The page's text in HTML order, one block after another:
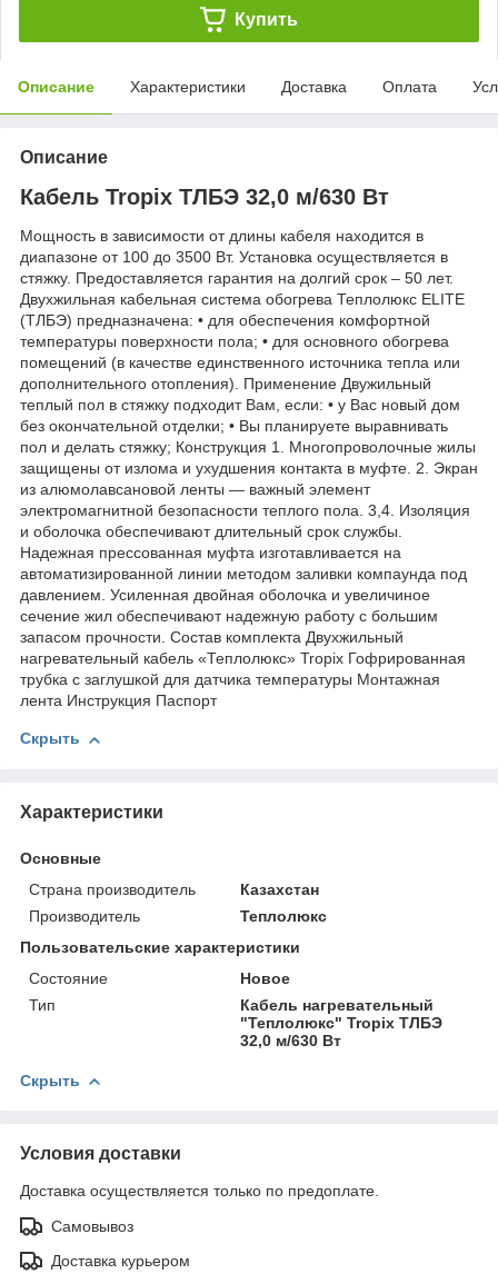
Купить
Описание Характеристики Доставка Оплата
Описание
Кабель Tropix ТЛБЭ 32,0 м/630 Вт
Мощность в зависимости от длины кабеля находится в
диапазоне от 100 до 3500 Вт. Установка осуществляется в
стяжку. Предоставляется гарантия на долгий срок – 50 лет.
Двухжильная кабельная система обогрева Теплолюкс ELITE
(ТЛБЭ) предназначена: • для обеспечения комфортной
температуры поверхности пола; • для основного обогрева
помещений (в качестве единственного источника тепла или
дополнительного отопления). Применение Двужильный
теплый пол в стяжку подходит Вам, если: • у Вас новый дом
без окончательной отделки; • Вы планируете выравнивать
пол и делать стяжку; Конструкция 1. Многопроволочные жилы
защищены от излома и ухудшения контакта в муфте. 2. Экран
из алюмолавсановой ленты — важный элемент
электромагнитной безопасности теплого пола. 3,4. Изоляция
и оболочка обеспечивают длительный срок службы.
Надежная прессованная муфта изготавливается на
автоматизированной линии методом заливки компаунда под
давлением. Усиленная двойная оболочка и увеличиное
сечение жил обеспечивают надежную работу с большим
запасом прочности. Состав комплекта Двухжильный
нагревательный кабель «Теплолюкс» Tropix Гофрированная
трубка с заглушкой для датчика температуры Монтажная
лента Инструкция Паспорт
Скрыть
Характеристики
Основные
Страна производитель
Казахстан
Производитель
Теплолюкс
Пользовательские характеристики
Состояние
Новое
Тип
Кабель нагревательный
"Теплолюкс" Tropix ТЛБЭ
32,0 м/630 Вт
Скрыть
Условия доставки
Доставка осуществляется только по предоплате.
Самовывоз
Доставка курьером